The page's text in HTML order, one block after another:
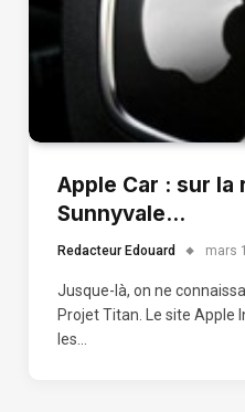
Apple Car : sur la
Sunnyvale…
Redacteur Edouard mars
Jusque-là, on ne
Projet Titan. Le site Apple
les…